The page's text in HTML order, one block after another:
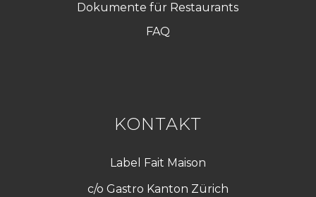
Dokumente für Restaurants
FAQ
KONTAKT
Label Fait Maison
c/o Gastro Kanton Zürich